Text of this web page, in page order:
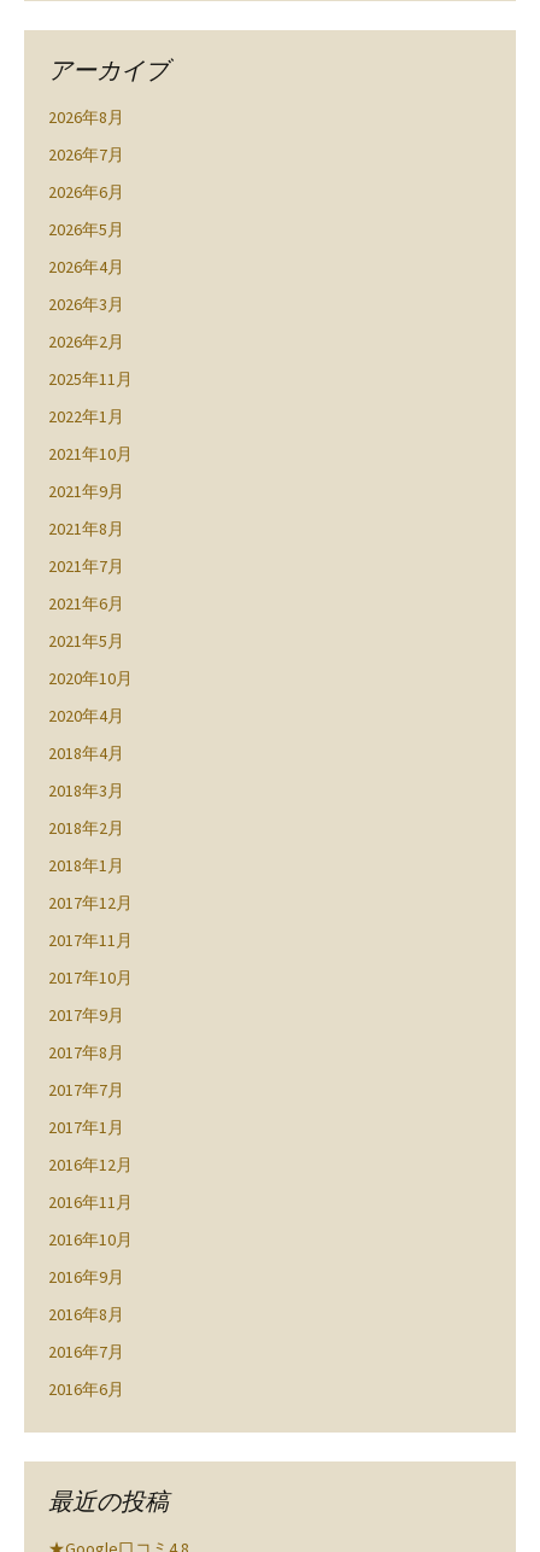
アーカイブ
2026年8月
2026年7月
2026年6月
2026年5月
2026年4月
2026年3月
2026年2月
2025年11月
2022年1月
2021年10月
2021年9月
2021年8月
2021年7月
2021年6月
2021年5月
2020年10月
2020年4月
2018年4月
2018年3月
2018年2月
2018年1月
2017年12月
2017年11月
2017年10月
2017年9月
2017年8月
2017年7月
2017年1月
2016年12月
2016年11月
2016年10月
2016年9月
2016年8月
2016年7月
2016年6月
最近の投稿